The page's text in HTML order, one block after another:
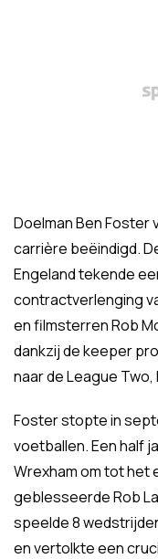
Doelman Ben Foster
carrière beëindigd.
Engeland tekende
contractverlenging
en filmsterren Rob
dankzij de keeper
naar de League
Foster stopte in
voetballen. Een half
Wrexham om tot het
geblesseerde Rob
speelde 8
en vertolkte een